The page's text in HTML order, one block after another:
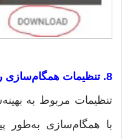
8. تنظیمات همگام‌سازی را بهینه‌سازی کنید
تنظیمات مربوط به